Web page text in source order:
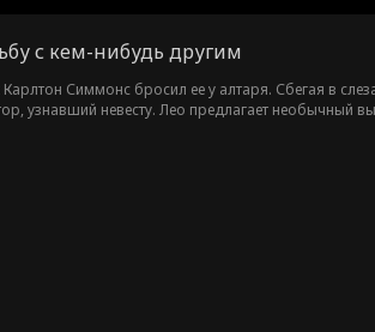
с кем-нибудь другим
Карлтон Симмонс бросил ее у алтаря. Сбегая в
узнавший невесту. Лео предлагает